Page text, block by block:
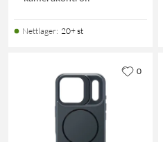
Nettlager: 20+ st
0